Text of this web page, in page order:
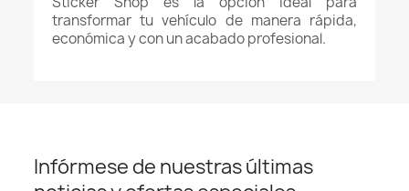
transformar tu vehículo de manera rápida,
económica y con un acabado profesional.
Infórmese de nuestras últimas